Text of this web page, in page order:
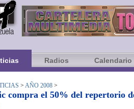
Radios Calendario
> AÑO 2008 >
compra el 50% del repertorio